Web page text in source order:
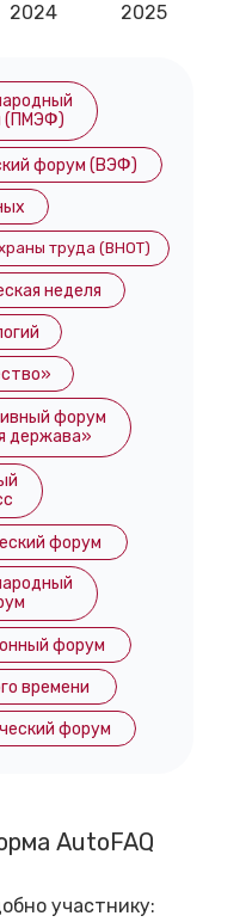
(ПМЭФ)
неделя
форум
форум
держава»
труда (ВНОТ)
форум
форум
времени
форум (ВЭФ)
2024 2025
AutoFAQ
участнику: